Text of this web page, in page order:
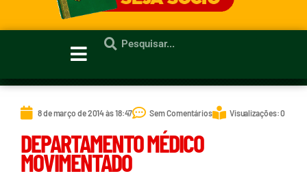
8 de março de 2014 às 18:47 Sem Comentários Visualizações: 0
DEPARTAMENTO MÉDICO
MOVIMENTADO